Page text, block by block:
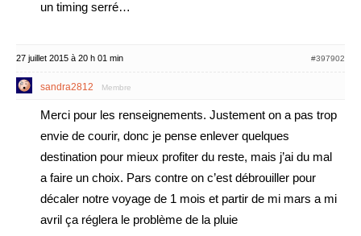
un timing serré…
27 juillet 2015 à 20 h 01 min #397902
sandra2812 Membre
Merci pour les renseignements. Justement on a pas trop
envie de courir, donc je pense enlever quelques
destination pour mieux profiter du reste, mais j’ai du mal
a faire un choix. Pars contre on c’est débrouiller pour
décaler notre voyage de 1 mois et partir de mi mars a mi
avril ça réglera le problème de la pluie